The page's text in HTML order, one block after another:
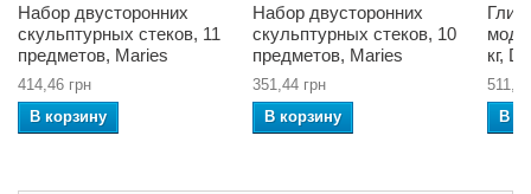
Набор двусторонних
скульптурных стеков, 11
предметов, Maries
414,46 грн
В корзину
Набор двусторонних
скульптурных стеков, 10
предметов, Maries
351,44 грн
В корзину
кг,
В